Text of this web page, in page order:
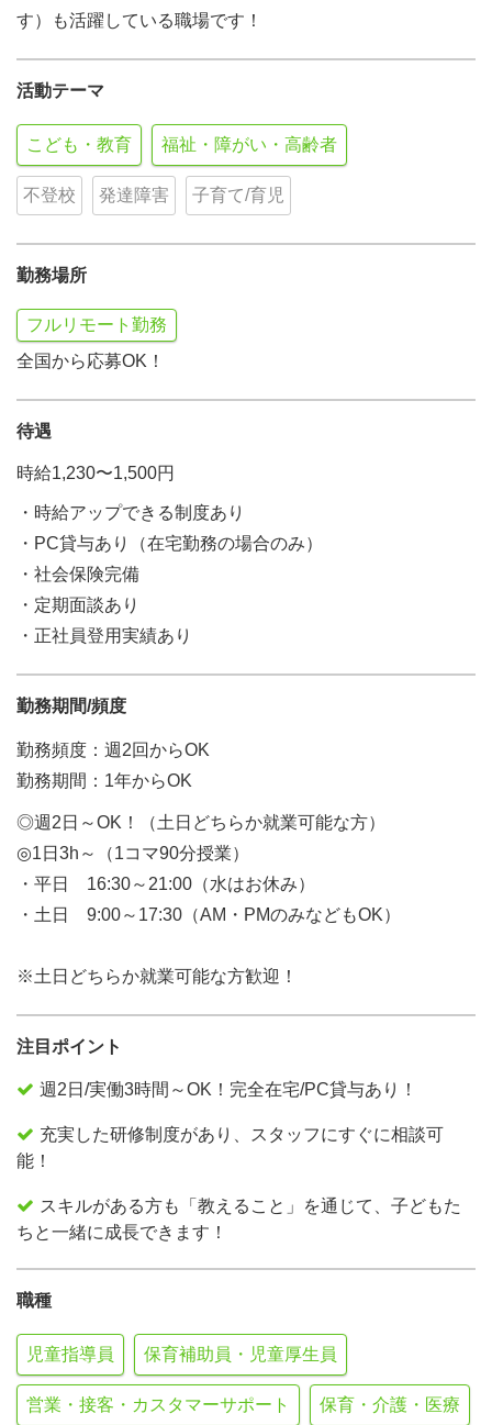
す）も活躍している職場です！
活動テーマ
こども・教育 福祉・障がい・高齢者
不登校 発達障害 子育て/育児
勤務場所
フルリモート勤務
全国から応募OK！
待遇
時給1,230〜1,500円
・時給アップできる制度あり
・PC貸与あり（在宅勤務の場合のみ）
・社会保険完備
・定期面談あり
・正社員登用実績あり
勤務期間/頻度
勤務頻度：週2回からOK
勤務期間：1年からOK
◎週2日～OK！（土日どちらか就業可能な方）
◎1日3h～（1コマ90分授業）
・平日 16:30～21:00（水はお休み）
・土日 9:00～17:30（AM・PMのみなどもOK）
※土日どちらか就業可能な方歓迎！
注目ポイント
週2日/実働3時間～OK！完全在宅/PC貸与あり！
充実した研修制度があり、スタッフにすぐに相談可
能！
スキルがある方も「教えること」を通じて、子どもた
ちと一緒に成長できます！
職種
児童指導員 保育補助員・児童厚生員
営業・接客・カスタマーサポート 保育・介護・医療